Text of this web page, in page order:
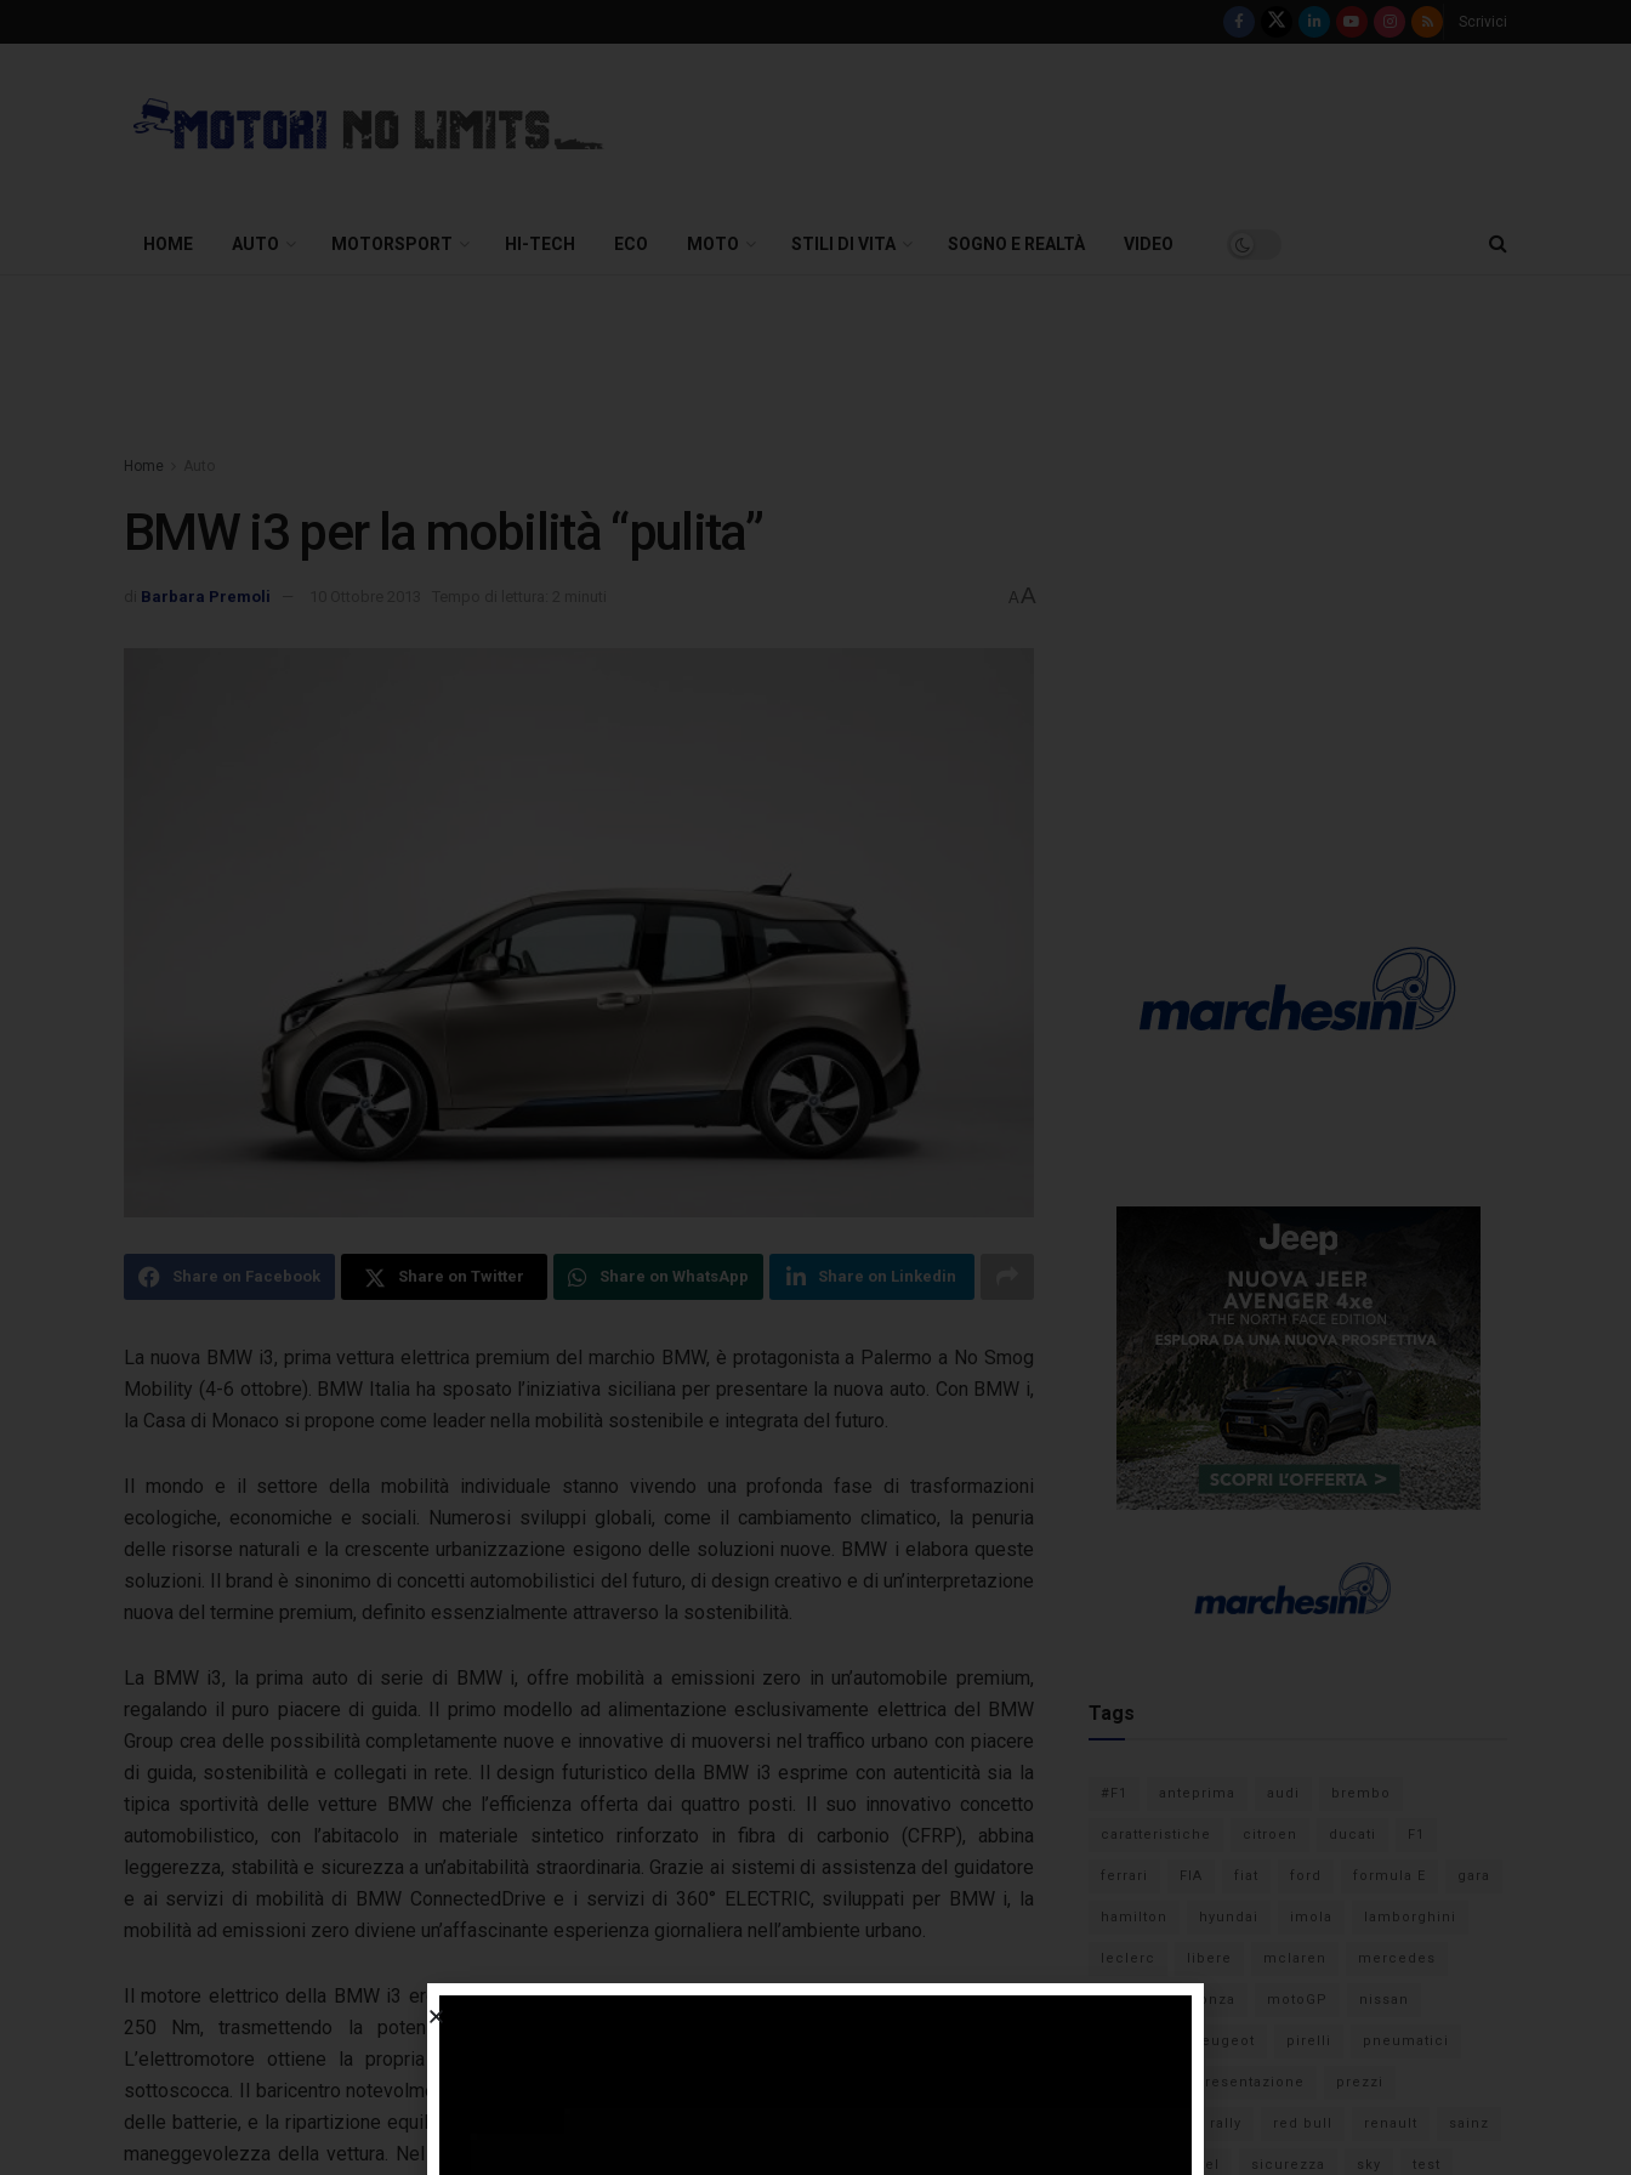
Scrivici
HOME AUTO MOTORSPORT HI-TECH ECO MOTO STILI DI VITA SOGNO E REALTÀ VIDEO
Home
BMW i3 per la mobilità “pulita”
Barbara Premoli A A
Share on Facebook Share on Twitter Share on WhatsApp Share on Linkedin
La nuova BMW i3, prima vettura elettrica premium del marchio BMW, è protagonista a Palermo a No Smog
Mobility (4-6 ottobre). BMW Italia ha sposato l’iniziativa siciliana per presentare la nuova auto. Con BMW i,
la Casa di Monaco si propone come leader nella mobilità sostenibile e integrata del futuro.
Il mondo e il settore della mobilità individuale stanno vivendo una profonda fase di trasformazioni
ecologiche, economiche e sociali. Numerosi sviluppi globali, come il cambiamento climatico, la penuria
delle risorse naturali e la crescente urbanizzazione esigono delle soluzioni nuove. BMW i elabora queste
soluzioni. Il brand è sinonimo di concetti automobilistici del futuro, di design creativo e di un’interpretazione
nuova del termine premium, definito essenzialmente attraverso la sostenibilità.
La BMW i3, la prima auto di serie di BMW i, offre mobilità a emissioni zero in un’automobile premium,
regalando il puro piacere di guida. Il primo modello ad alimentazione esclusivamente elettrica del BMW
Group crea delle possibilità completamente nuove e innovative di muoversi nel traffico urbano con piacere
di guida, sostenibilità e collegati in rete. Il design futuristico della BMW i3 esprime con autenticità sia la
tipica sportività delle vetture BMW che l’efficienza offerta dai quattro posti. Il suo innovativo concetto
automobilistico, con l’abitacolo in materiale sintetico rinforzato in fibra di carbonio (CFRP), abbina
leggerezza, stabilità e sicurezza a un’abitabilità straordinaria. Grazie ai sistemi di assistenza del guidatore
e ai servizi di mobilità di BMW ConnectedDrive e i servizi di 360° ELECTRIC, sviluppati per BMW i, la
mobilità ad emissioni zero diviene un’affascinante esperienza giornaliera nell’ambiente urbano.
Il motore elettrico della BMW i3 eroga una potenza di punta di 125 kW/170 CV e una coppia massima di
250 Nm, trasmettendo la potenza alle ruote posteriori attraverso un cambio a rapporto unico.
L’elettromotore ottiene la propria energia dalle celle di una batteria agli ioni di litio, integrata nel
sottoscocca. Il baricentro notevolmente abbassato, dovuto alla configurazione (bassa e centrale) dell’unità
delle batterie, e la ripartizione equilibrata delle masse tra gli assi contribuiscono ulteriormente all’agilità e
maneggevolezza della vettura. Nel traffico giornaliero la batteria offre un’autonomia massima di 130-160
Tags
#F1 anteprima audi brembo
caratteristiche citroen ducati F1
ferrari FIA fiat ford formula E gara
hamilton hyundai imola lamborghini
leclerc libere mclaren mercedes
milano monza motoGP nissan
peugeot pirelli pneumatici
presentazione prezzi
rally red bull renault sainz
sebastian vettel sicurezza sky test